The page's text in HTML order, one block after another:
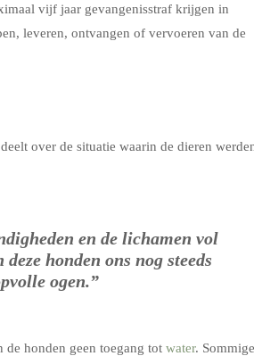
vijf jaar gevangenisstraf krijgen in
leveren, ontvangen of vervoeren van de
over de situatie waarin de dieren
en de lichamen vol
honden ons nog steeds
ogen.”
honden geen toegang tot water. Sommige